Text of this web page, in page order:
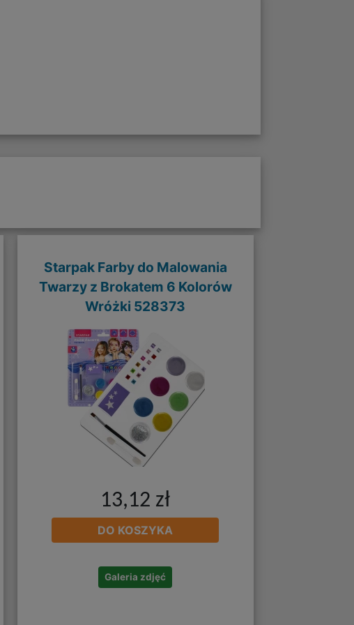
Starpak Farby do Malowania
Twarzy z Brokatem 6 Kolorów
Wróżki 528373
13,12 zł
DO KOSZYKA
Galeria zdjęć